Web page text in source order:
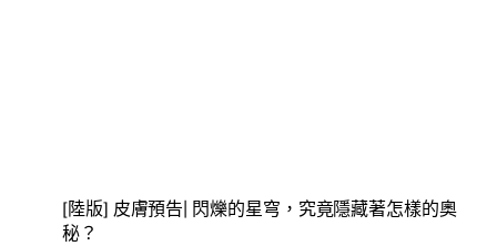
[陸版] 皮膚預告| 閃爍的星穹，究竟隱藏著怎樣的奧
秘？